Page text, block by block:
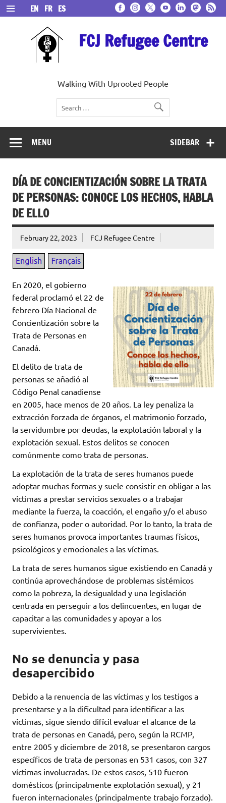
Skip
to
content
FCJ Refugee Centre
Walking With Uprooted People
EN FR ES
SIDEBAR
MENU
DÍA DE CONCIENTIZACIÓN SOBRE LA TRATA
DE PERSONAS: CONOCE LOS HECHOS, HABLA
DE ELLO
February 22, 2023 FCJ Refugee Centre
En 2020, el gobierno
federal proclamó el 22 de
febrero Día Nacional de
Concientización sobre la
Trata de Personas en
Canadá.
El delito de trata de
personas se añadió al
Código Penal canadiense
en 2005, hace menos de 20 años. La ley penaliza la
extracción forzada de órganos, el matrimonio forzado,
la servidumbre por deudas, la explotación laboral y la
explotación sexual. Estos delitos se conocen
comúnmente como trata de personas.
La explotación de la trata de seres humanos puede
adoptar muchas formas y suele consistir en obligar a las
víctimas a prestar servicios sexuales o a trabajar
mediante la fuerza, la coacción, el engaño y/o el abuso
de confianza, poder o autoridad. Por lo tanto, la trata de
seres humanos provoca importantes traumas físicos,
psicológicos y emocionales a las víctimas.
La trata de seres humanos sigue existiendo en Canadá y
continúa aprovechándose de problemas sistémicos
como la pobreza, la desigualdad y una legislación
centrada en perseguir a los delincuentes, en lugar de
capacitar a las comunidades y apoyar a los
supervivientes.
No se denuncia y pasa
desapercibido
Debido a la renuencia de las víctimas y los testigos a
presentarse y a la dificultad para identificar a las
víctimas, sigue siendo difícil evaluar el alcance de la
trata de personas en Canadá, pero, según la RCMP,
entre 2005 y diciembre de 2018, se presentaron cargos
específicos de trata de personas en 531 casos, con 327
víctimas involucradas. De estos casos, 510 fueron
domésticos (principalmente explotación sexual), y 21
fueron internacionales (principalmente trabajo forzado).